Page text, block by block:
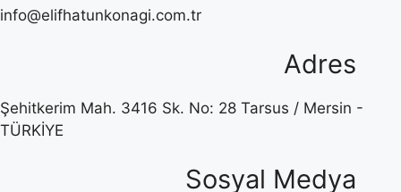
info@elifhatunkonagi.com.tr
Adres
Şehitkerim Mah. 3416 Sk. No: 28 Tarsus / Mersin -
TÜRKİYE
Sosyal Medya